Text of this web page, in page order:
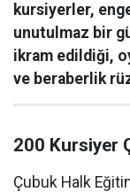
kursiyerler,
unutulmaz bir
ikram edildiği,
ve beraberlik
200 Kursiyer
Çubuk Halk